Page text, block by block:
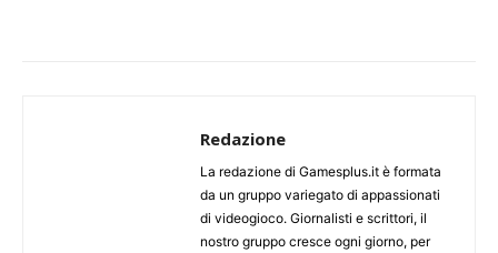
Redazione
La redazione di Gamesplus.it è formata
da un gruppo variegato di appassionati
di videogioco. Giornalisti e scrittori, il
nostro gruppo cresce ogni giorno, per